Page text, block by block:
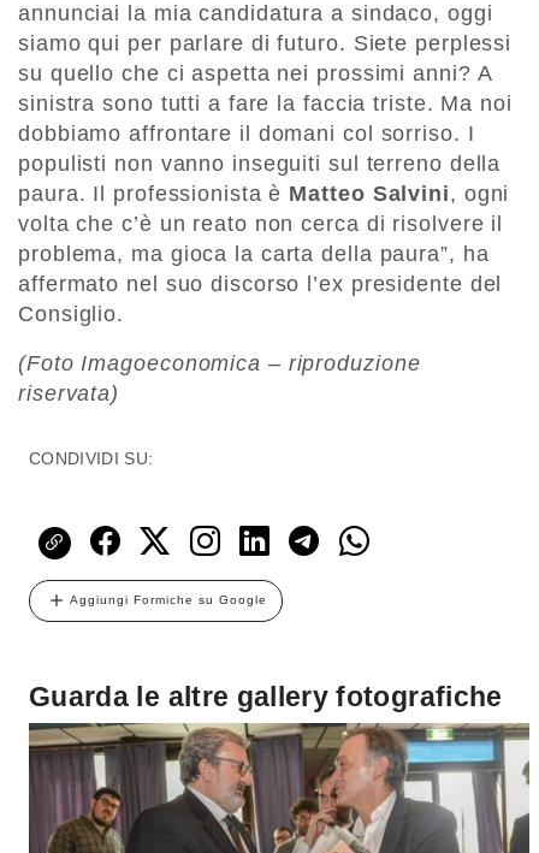
annunciai la mia candidatura a sindaco, oggi
siamo qui per parlare di futuro. Siete perplessi
su quello che ci aspetta nei prossimi anni? A
sinistra sono tutti a fare la faccia triste. Ma noi
dobbiamo affrontare il domani col sorriso. I
populisti non vanno inseguiti sul terreno della
paura. Il professionista è Matteo Salvini, ogni
volta che c’è un reato non cerca di risolvere il
problema, ma gioca la carta della paura”, ha
affermato nel suo discorso l’ex presidente del
Consiglio.
(Foto Imagoeconomica – riproduzione
riservata)
CONDIVIDI SU:
Aggiungi Formiche su Google
Guarda le altre gallery fotografiche